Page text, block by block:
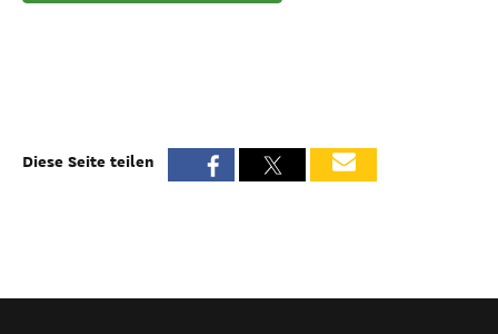
Diese Seite teilen